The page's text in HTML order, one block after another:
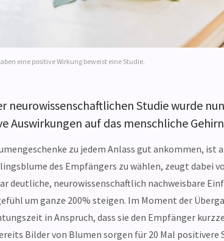
eine positive Wirkung beweist eine Studie.
neurowissenschaftlichen Studie wurde
Auswirkungen auf das menschliche
zu jedem Anlass gut ankommen, ist
des Empfängers zu wählen, zeugt dabei
deutliche, neurowissenschaftlich nachweisbare
um ganze 200% steigen. Im Moment der
in Anspruch, dass sie den Empfänger
Bilder von Blumen sorgen für 20 Mal